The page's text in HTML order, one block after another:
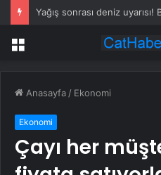
Menü
Anasayfa / Ekonomi
Ekonomi
Çayı her